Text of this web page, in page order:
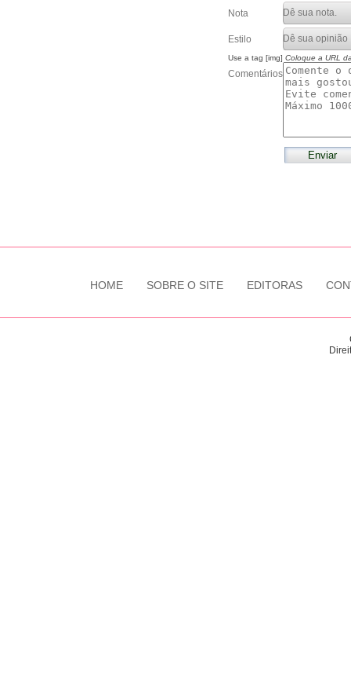
Nota
Estilo
Use a tag [img] Coloque a URL
Comentários
HOME SOBRE O SITE EDITORAS